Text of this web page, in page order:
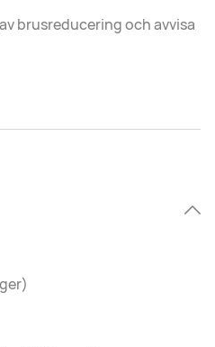
brusreducering och avvisa